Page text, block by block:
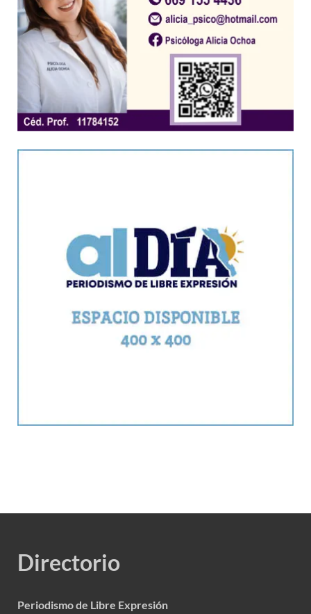
Directorio
Periodismo de Libre Expresión